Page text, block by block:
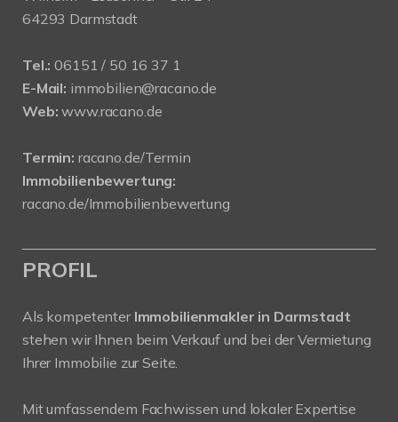
64293 Darmstadt
Tel.: 06151 / 50 16 37 1
E-Mail: immobilien@racano.de
Web: www.racano.de
Termin: racano.de/Termin
Immobilienbewertung:
racano.de/Immobilienbewertung
PROFIL
Als kompetenter Immobilienmakler in Darmstadt
stehen wir Ihnen beim Verkauf und bei der Vermietung
Ihrer Immobilie zur Seite.
Mit umfassendem Fachwissen und lokaler Expertise